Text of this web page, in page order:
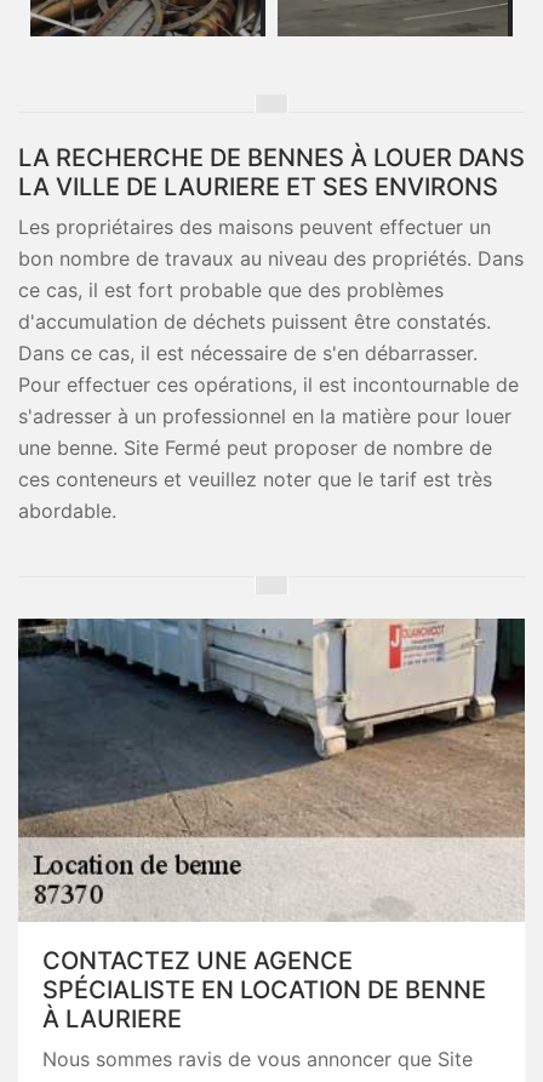
LA RECHERCHE DE BENNES À LOUER DANS
LA VILLE DE LAURIERE ET SES ENVIRONS
Les propriétaires des maisons peuvent effectuer un
bon nombre de travaux au niveau des propriétés. Dans
ce cas, il est fort probable que des problèmes
d'accumulation de déchets puissent être constatés.
Dans ce cas, il est nécessaire de s'en débarrasser.
Pour effectuer ces opérations, il est incontournable de
s'adresser à un professionnel en la matière pour louer
une benne. Site Fermé peut proposer de nombre de
ces conteneurs et veuillez noter que le tarif est très
abordable.
CONTACTEZ UNE AGENCE
SPÉCIALISTE EN LOCATION DE BENNE
À LAURIERE
Nous sommes ravis de vous annoncer que Site